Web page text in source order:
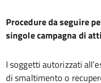
Procedure da seguire
singole campagna di
I soggetti autorizzati
di smaltimento o